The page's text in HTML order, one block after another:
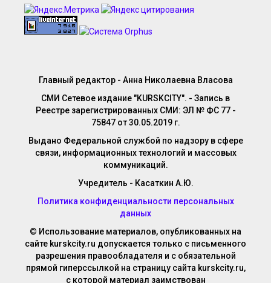
Главный редактор - Анна Николаевна Власова
СМИ Сетевое издание "KURSKCITY". - Запись в
Реестре зарегистрированных СМИ: ЭЛ № ФС 77 -
75847 от 30.05.2019 г.
Выдано Федеральной службой по надзору в сфере
связи, информационных технологий и массовых
коммуникаций.
Учредитель - Касаткин А.Ю.
Политика конфиденциальности персональных
данных
© Использование материалов, опубликованных на
сайте kurskcity.ru допускается только с письменного
разрешения правообладателя и с обязательной
прямой гиперссылкой на страницу сайта kurskcity.ru,
с которой материал заимствован